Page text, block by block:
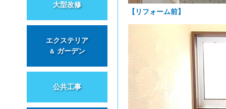
【リフォーム前】
大型改修
エクステリア
＆ ガーデン
公共工事